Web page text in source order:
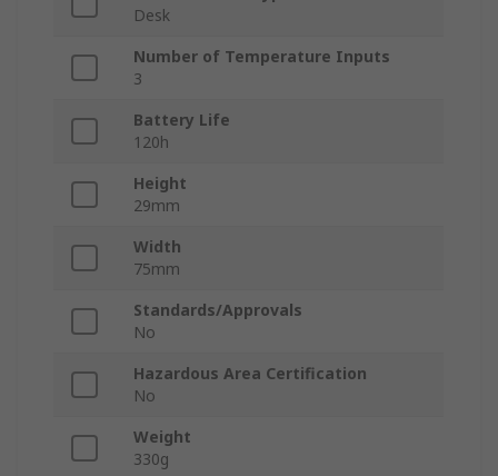
Desk
Number of Temperature Inputs
3
Battery Life
120h
Height
29mm
Width
75mm
Standards/Approvals
No
Hazardous Area Certification
No
Weight
330g